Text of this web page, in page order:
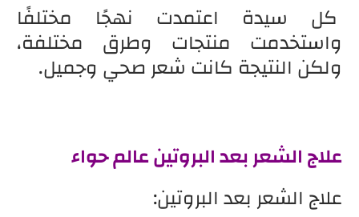
كل سيدة اعتمدت نهجًا مختلفًا
واستخدمت منتجات وطرق مختلفة،
ولكن النتيجة كانت شعر صحي وجميل.
علاج الشعر بعد البروتين عالم حواء
علاج الشعر بعد البروتين: